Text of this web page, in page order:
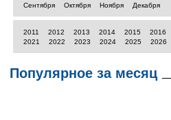
Сентября
Октября Ноября Декабря
2011 2012 2013 2014 2015 2016
2021
2022 2023 2024 2025 2026
Популярное за месяц